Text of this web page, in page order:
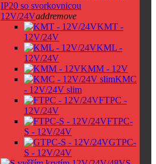
IP20 so svorkovnicou
12V/24Vaddremove
KMT -
12V/24V
KML -
12V/24V
KMM - 12V
KMC
- 12V/24V slim
FTPC -
12V/24V
FTPC-
S - 12V/24V
GTPC-
S - 12V/24V